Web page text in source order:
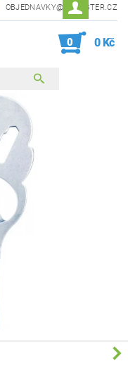
OBJEDNAVKY@IFORESTER.CZ
0 0 Kč